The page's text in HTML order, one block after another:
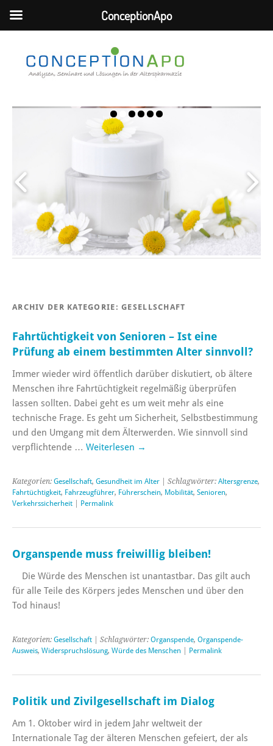
ARCHIV DER KATEGORIE:GESELLSCHAFT
Fahrtüchtigkeit von Senioren – Ist eine
Prüfung ab einem bestimmten Alter sinnvoll?
Immer wieder wird öffentlich darüber diskutiert, ob ältere
Menschen ihre Fahrtüchtigkeit regelmäßig überprüfen
lassen sollten. Dabei geht es um weit mehr als eine
technische Frage. Es geht um Sicherheit, Selbstbestimmung
und den Umgang mit dem Älterwerden. Wie sinnvoll sind
verpflichtende … Weiterlesen →
Kategorien: Gesellschaft, Gesundheit im Alter | Schlagwörter: Altersgrenze,
Fahrtüchtigkeit, Fahrzeugführer, Führerschein, Mobilität, Senioren,
Verkehrssicherheit
Permalink
Organspende muss freiwillig bleiben!
Die Würde des Menschen ist unantastbar. Das gilt auch
für alle Teile des Körpers jedes Menschen und über den
Tod hinaus!
Kategorien: Gesellschaft | Schlagwörter: Organspende, Organspende-
Ausweis, Widerspruchslösung, Würde des Menschen Permalink
Politik und Zivilgesellschaft im Dialog
Am 1. Oktober wird in jedem Jahr weltweit der
Internationale Tag der älteren Menschen gefeiert, der als
ConceptionApo